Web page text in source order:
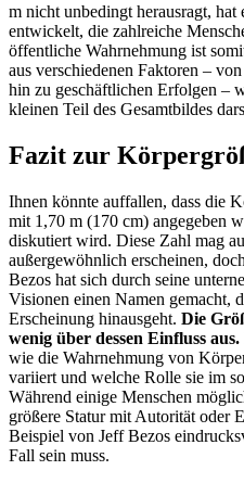
m nicht unbedingt herausragt, hat
entwickelt, die zahlreiche
öffentliche Wahrnehmung ist
aus verschiedenen Faktoren –
hin zu geschäftlichen Erfolgen –
kleinen Teil des Gesamtbildes
Fazit zur
Ihnen könnte auffallen, dass die
mit 1,70 m (170 cm) angegeben
diskutiert wird. Diese Zahl mag
außergewöhnlich erscheinen,
Bezos hat sich durch seine
Visionen einen Namen gemacht,
Erscheinung hinausgeht. Die
wenig über dessen Einfluss aus.
wie die Wahrnehmung von
variiert und welche Rolle sie im
Während einige Menschen
größere Statur mit Autorität oder
Beispiel von Jeff Bezos
Fall sein muss.